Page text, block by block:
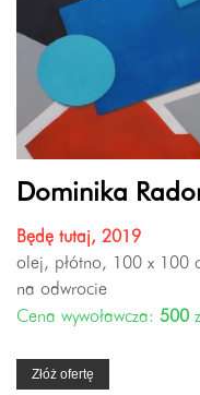
Dominika
Będę tutaj, 2019
olej, płótno, 100 x 100
na odwrocie
Cena wywoławcza: 500
Złóż ofertę